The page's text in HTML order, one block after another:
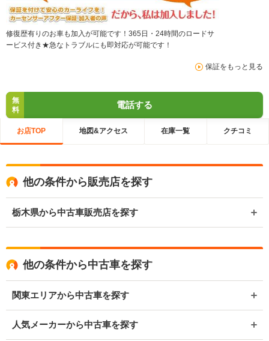
修復歴有りのお車も加入が可能です！365日・24時間のロードサ
ービス付き★急なトラブルにも即対応が可能です！
保証をもっと見る
無
料
電話する
お店TOP 地図&アクセス 在庫一覧 クチコミ
他の条件から販売店を探す
栃木県から中古車販売店を探す
他の条件から中古車を探す
関東エリアから中古車を探す
人気メーカーから中古車を探す